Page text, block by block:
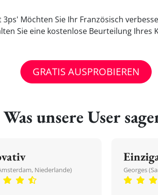
Möchten Sie Ihr Französisch
Sie eine kostenlose Beurteilung Ihres
GRATIS AUSPROBIEREN
Was unsere User
Niederlande) Georges